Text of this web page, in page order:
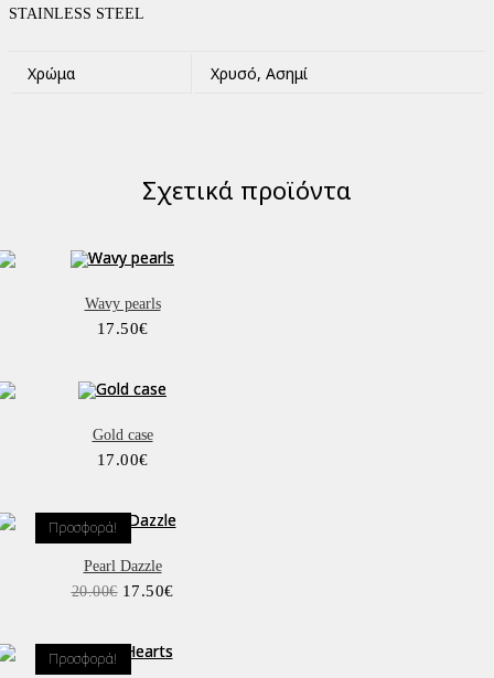
STAINLESS STEEL
Χρώμα Χρυσό, Ασημί
Σχετικά προϊόντα
Wavy pearls
17.50€
Gold case
17.00€
Προσφορά!
Pearl Dazzle
20.00€ Original
17.50€Η
17.50€.
Προσφορά!